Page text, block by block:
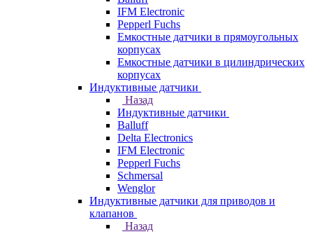
IFM Electronic
Pepperl Fuchs
Емкостные датчики в прямоугольных
корпусах
Емкостные датчики в цилиндрических
корпусах
Индуктивные датчики
Назад
Индуктивные датчики
Balluff
Delta Electronics
IFM Electronic
Pepperl Fuchs
Schmersal
Wenglor
Индуктивные датчики для приводов и
клапанов
Назад